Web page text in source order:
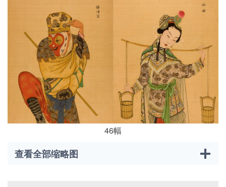
46幅
查看全部缩略图